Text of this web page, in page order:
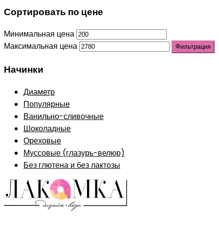
Сортировать по цене
Минимальная цена
Максимальная цена
Фильтрация
Начинки
Диаметр
Популярные
Ванильно-сливочные
Шоколадные
Ореховые
Муссовые (глазурь-велюр)
Без глютена и без лактозы